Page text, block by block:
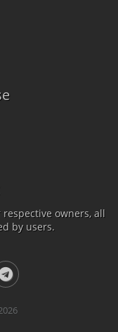
owners, all
by users.